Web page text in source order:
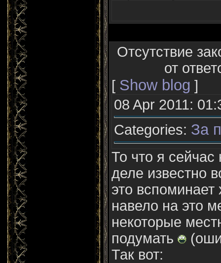
Отсутствие
от
[ Show blog ]
08 Apr 2011:
Categories: За
То что я
деле известно
это вспоминает
навело на это
некоторые
подумать
Так вот: